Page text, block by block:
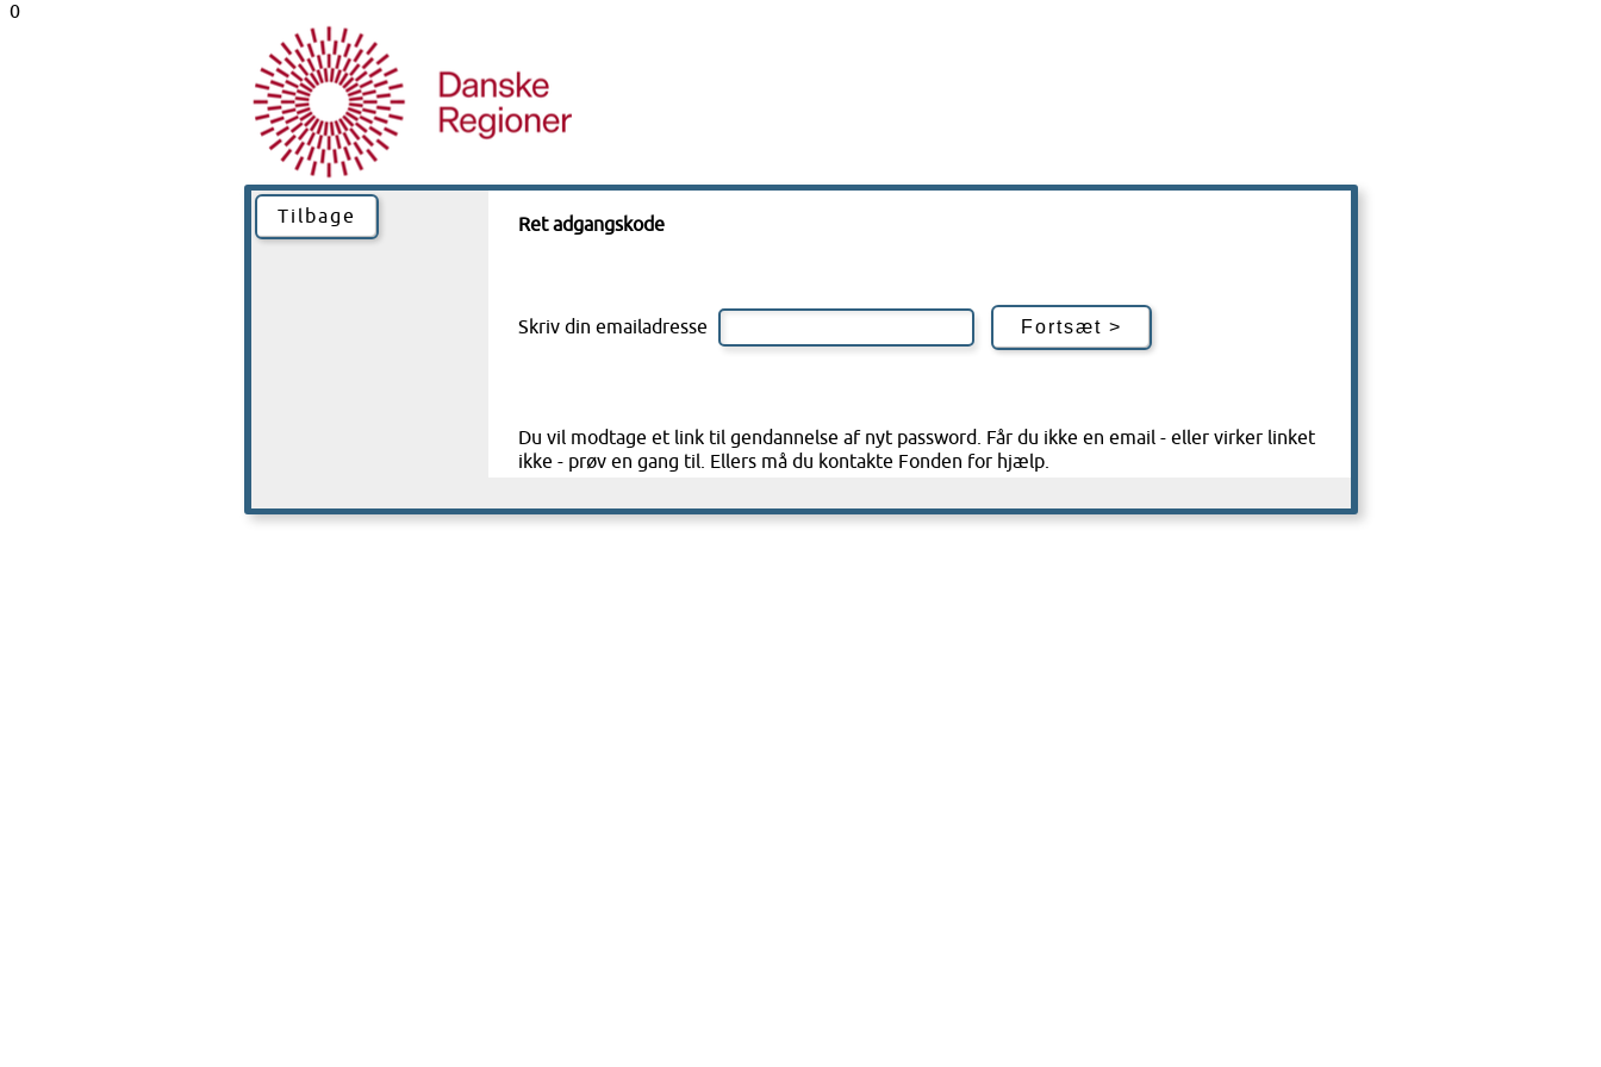
0
Tilbage Ret adgangskode
Skriv din emailadresse
Du vil modtage et link til gendannelse af nyt password. Får du ikke en email - eller virker linket
ikke - prøv en gang til. Ellers må du kontakte Fonden for hjælp.